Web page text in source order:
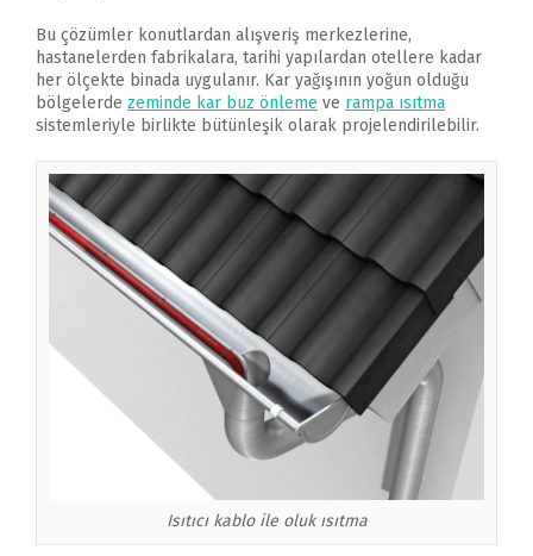
Bu çözümler konutlardan alışveriş merkezlerine,
hastanelerden fabrikalara, tarihi yapılardan otellere kadar
her ölçekte binada uygulanır. Kar yağışının yoğun olduğu
bölgelerde zeminde kar buz önleme ve rampa ısıtma
sistemleriyle birlikte bütünleşik olarak projelendirilebilir.
Isıtıcı kablo ile oluk ısıtma